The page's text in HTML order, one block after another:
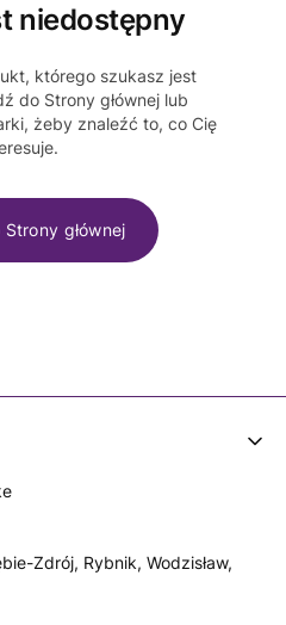
niedostępny
którego szukasz jest
do Strony głównej lub
żeby znaleźć to, co Cię
głównej
Zdrój, Rybnik, Wodzisław,